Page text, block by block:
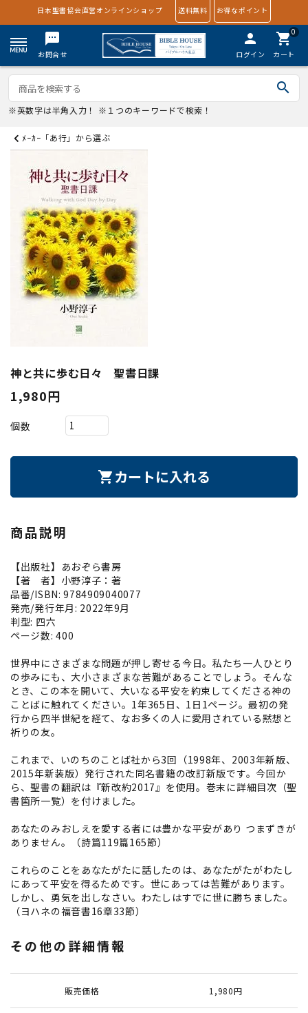
日本聖書協会直営オンラインショップ 送料無料 お得なポイント
textsms
お問合せ
person
ログイン
0
shopping_cart
カート
search
※英数字は半角入力！ ※１つのキーワードで検索！
ﾒｰｶｰ「あ行」から選ぶ
神と共に歩む日々 聖書日課
1,980円
個数
shopping_cart カートに入れる
商品説明
【出版社】あおぞら書房
【著 者】小野淳子：著
品番/ISBN: 9784909040077
発売/発行年月: 2022年9月
判型: 四六
ページ数: 400
世界中にさまざまな問題が押し寄せる今日。私たち一人ひとり
の歩みにも、大小さまざまな苦難があることでしょう。そんな
とき、この本を開いて、大いなる平安を約束してくださる神の
ことばに触れてください。1年365日、1日1ページ。最初の発
行から四半世紀を経て、なお多くの人に愛用されている黙想と
祈りの友。
これまで、いのちのことば社から3回（1998年、2003年新版、
2015年新装版）発行された同名書籍の改訂新版です。今回か
ら、聖書の翻訳は『新改約2017』を使用。巻末に詳細目次（聖
書箇所一覧）を付けました。
あなたのみおしえを愛する者には豊かな平安があり つまずきが
ありません。（詩篇119篇165節）
これらのことをあなたがたに話したのは、あなたがたがわたし
にあって平安を得るためです。世にあっては苦難があります。
しかし、勇気を出しなさい。わたしはすでに世に勝ちました。
（ヨハネの福音書16章33節）
その他の詳細情報
販売価格 1,980円